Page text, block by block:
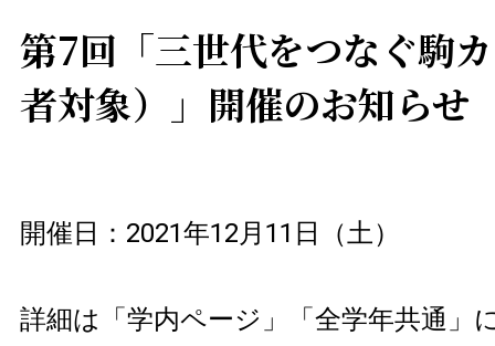
第7回「三世代をつなぐ駒
者対象）」開催のお知らせ
開催日：2021年12月11日（土）
詳細は「学内ページ」「全学年共通」